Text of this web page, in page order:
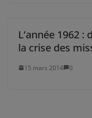
L’année 1962 :
la crise des
15 mars 2014 0